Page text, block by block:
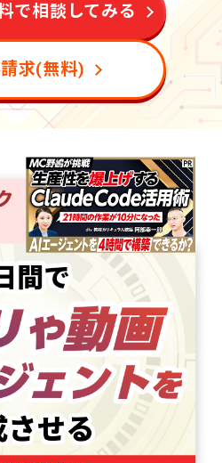
で相談してみる
求(無料)